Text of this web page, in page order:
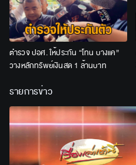
ตำรวจ ปอศ. ให้ประกัน “โทน บางแค”
วางหลักทรัพย์เงินสด 1 ล้านบาท
รายการข่าว